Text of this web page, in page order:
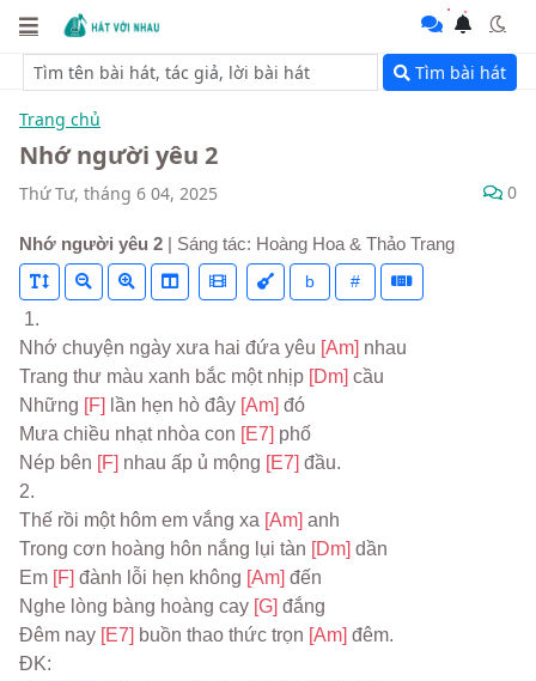
Tìm bài hát
Trang chủ
Nhớ người yêu 2
Thứ Tư, tháng 6 04, 2025 0
Nhớ người yêu 2 | Sáng tác: Hoàng Hoa & Thảo Trang
b #
1.
Nhớ chuyện ngày xưa hai đứa yêu [Am] nhau
Trang thư màu xanh bắc một nhịp [Dm] cầu
Những [F] lần hẹn hò đây [Am] đó
Mưa chiều nhạt nhòa con [E7] phố
Nép bên [F] nhau ấp ủ mộng [E7] đầu.
2.
Thế rồi một hôm em vắng xa [Am] anh
Trong cơn hoàng hôn nắng lụi tàn [Dm] dần
Em [F] đành lỗi hẹn không [Am] đến
Nghe lòng bàng hoàng cay [G] đắng
Đêm nay [E7] buồn thao thức trọn [Am] đêm.
ĐK: